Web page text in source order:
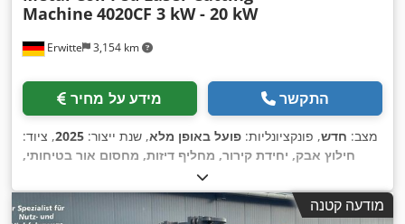
Erwitte 3,154 km
Machine 4020CF 3 kW - 20 kW
מידע על מחיר התקשר
מצב: חדש, פונקציונליות: פועל באופן מלא, שנת ייצור: 2025, ציוד:
חילוץ אבק, יחידת קירור, מחליף דיזות, מחסום אור בטיחותי,
/ מדריך,
מודעה קטנה